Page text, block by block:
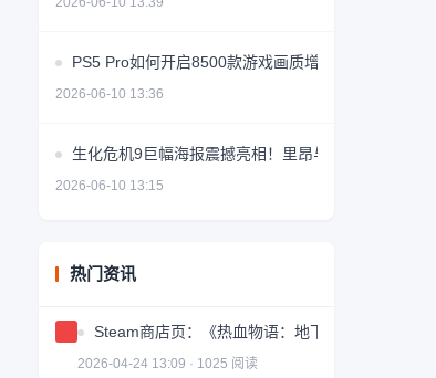
PS5 Pro如何开启8500款游戏画质增强？
2026-06-10 13:36
生化危机9巨幅海报震撼亮相！里昂与格蕾丝同框引
2026-06-10 13:15
热门资讯
Steam商店页：《热血物语：地下世界》确认即
2026-04-24 13:09 · 1025 阅读